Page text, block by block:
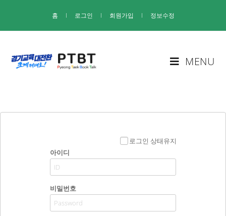
홈 I 로그인 I 회원가입 I 정보수정
MENU
로그인 상태유지
아이디
비밀번호